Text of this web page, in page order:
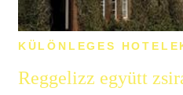
KÜLÖNLEGES
Reggelizz együtt